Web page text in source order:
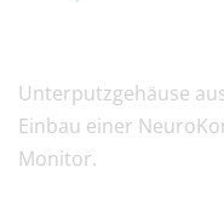
Unterputzgehäuse
Einbau einer
Monitor.